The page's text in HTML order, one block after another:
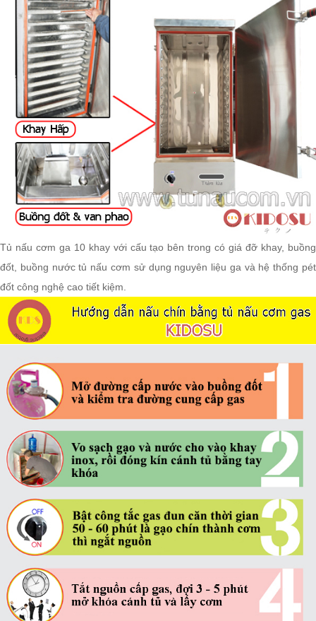
Tủ nấu cơm ga 10 khay với cấu tạo bên trong có giá đỡ khay, buồng
đốt, buồng nước tủ nấu cơm sử dụng nguyên liệu ga và hệ thống pét
đốt công nghệ cao tiết kiệm.